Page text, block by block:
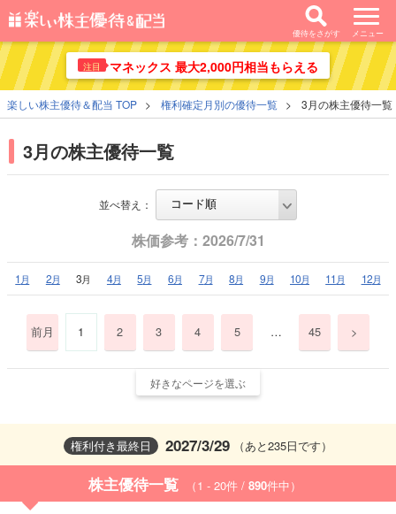
優待をさがす メニュー
注目 マネックス 最大2,000円相当もらえる
楽しい株主優待＆配当 TOP 権利確定月別の優待一覧 3月の株主優待一覧
3月の株主優待一覧
並べ替え：
株価参考：2026/7/31
1月 2月 3月 4月 5月 6月 7月 8月 9月 10月 11月 12月
前月 1 2 3 4 5 … 45 >
好きなページを選ぶ
権利付き最終日 2027/3/29 （あと235日です）
株主優待一覧 （1 - 20件 / 890件中）